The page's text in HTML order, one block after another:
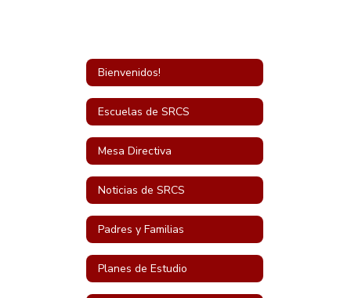
Bienvenidos!
Escuelas de SRCS
Mesa Directiva
Noticias de SRCS
Padres y Familias
Planes de Estudio